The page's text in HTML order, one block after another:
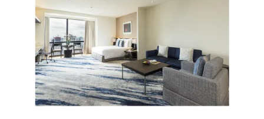
PRIVACY
POLICY